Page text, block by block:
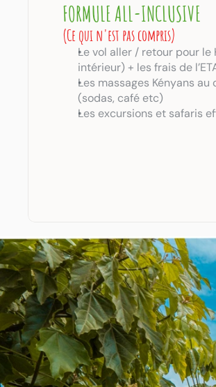
FORMULE ALL-INCLUSIVE
(Ce qui n'est pas compris)
Le vol aller / retour pour
intérieur) + les frais de
Les massages Kényans
(sodas, café etc)
Les excursions et safaris